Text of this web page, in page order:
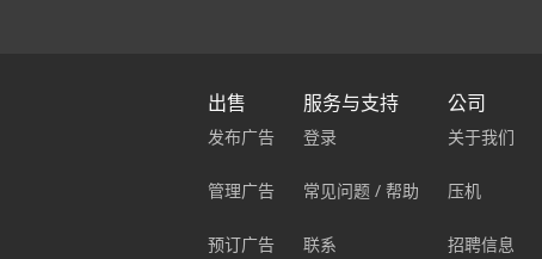
出售
发布广告
管理广告
预订广告
服务与支持
登录
常见问题 / 帮助
联系
公司
关于我们
压机
招聘信息